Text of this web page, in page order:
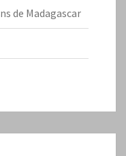
de Madagascar